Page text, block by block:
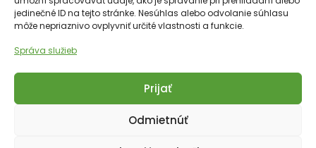
jedinečné ID na tejto stránke. Nesúhlas alebo odvolanie súhlasu
môže nepriaznivo ovplyvniť určité vlastnosti a funkcie.
Správa služieb
Prijať
Odmietnúť